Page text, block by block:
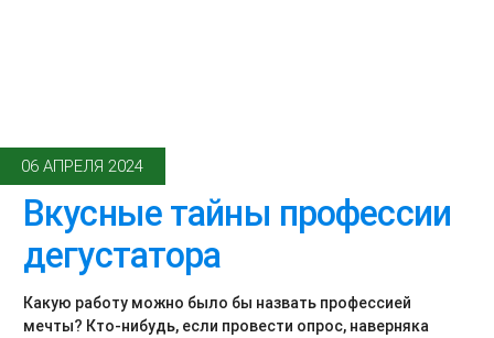
06 АПРЕЛЯ 2024
Вкусные тайны профессии
дегустатора
Какую работу можно было бы назвать профессией
мечты? Кто-нибудь, если провести опрос, наверняка